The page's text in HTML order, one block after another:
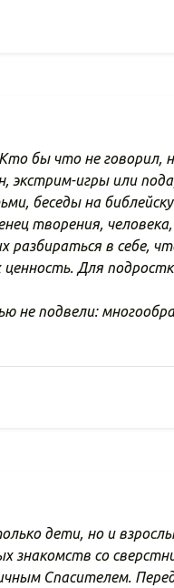
бы что не говорил,
экстрим-игры или
беседы на
творения,
разбираться в себе,
Для
не подвели:
дети, но и
знакомств со
Спасителем.